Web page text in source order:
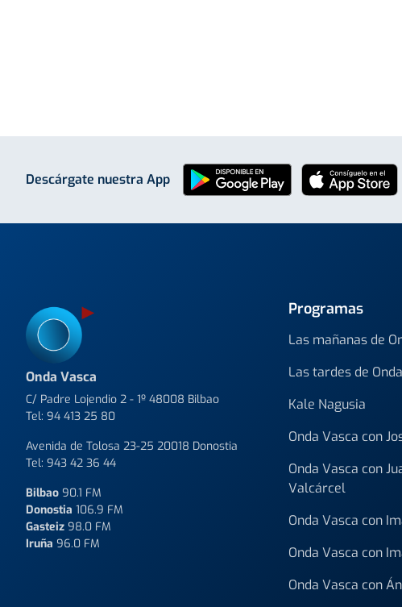
Descárgate nuestra App
Programas
Las mañanas de
Las tardes de
Kale Nagusia
Onda Vasca con
Onda Vasca con
Valcárcel
Onda Vasca con
Onda Vasca con
Onda Vasca con
Onda Vasca
C/ Padre Lojendio 2 - 1º 48008 Bilbao
Tel: 94 413 25 80
Avenida de Tolosa 23-25 20018 Donostia
Tel: 943 42 36 44
Bilbao 90.1 FM
Donostia 106.9 FM
Gasteiz 98.0 FM
Iruña 96.0 FM